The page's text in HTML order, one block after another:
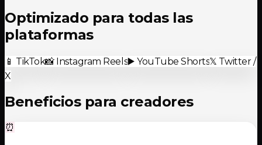
Optimizado para todas las
plataformas
📱 TikTok📸 Instagram Reels▶️ YouTube Shorts𝕏 Twitter /
X
Beneficios para creadores
⏰